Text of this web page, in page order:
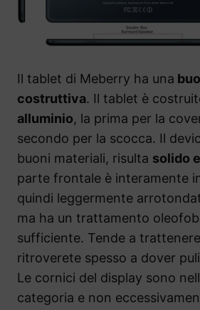
Il tablet di Meberry ha una
costruttiva. Il tablet è
alluminio, la prima per la
secondo per la scocca. Il
buoni materiali, risulta solido
parte frontale è interamente
quindi leggermente
ma ha un trattamento
sufficiente. Tende a
ritroverete spesso a dover
Le cornici del display sono
categoria e non